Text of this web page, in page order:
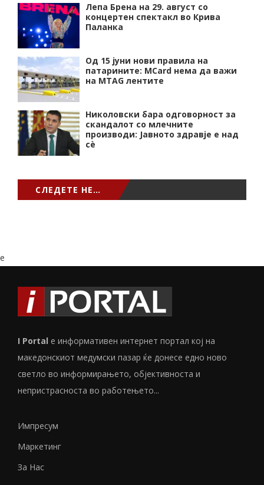
Лепа Брена на 29. август со
концертен спектакл во Крива
Паланка
Од 15 јуни нови правила на
патарините: MCard нема да важи
на MTAG лентите
Николовски бара одговорност за
скандалот со млечните
производи: Јавното здравје е над
сѐ
СЛЕДЕТЕ НЕ…
e
I Portal е информативен интернет портал кој на
македонскиот медумски пазар ќе донесе едно ново
светло во информирањето, објективноста и
непристрасноста во работењето...
Импресум
Маркетинг
За Нас